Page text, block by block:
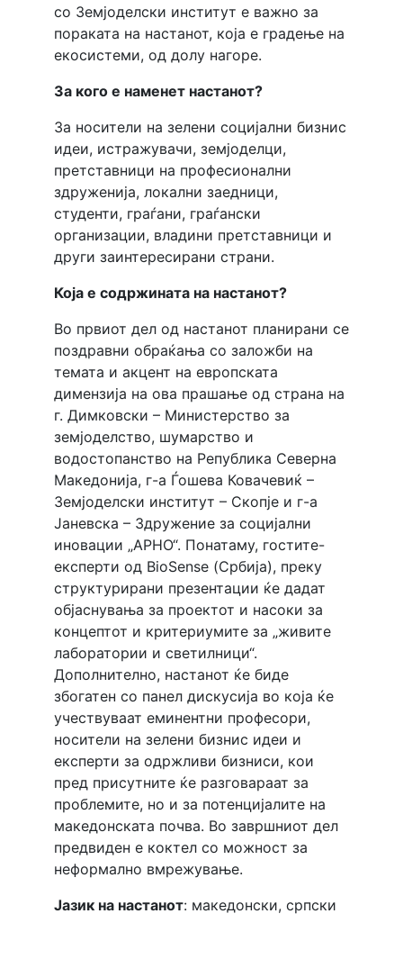
со Земјоделски институт e важно за
пораката на настанот, која е градење на
екосистеми, од долу нагоре.
За кого е наменет настанот?
За носители на зелени социјални бизнис
идеи, истражувачи, земјоделци,
претставници на професионални
здруженија, локални заедници,
студенти, граѓани, граѓански
организации, владини претставници и
други заинтересирани страни.
Која е содржината на настанот?
Во првиот дел од настанот планирани се
поздравни обраќања со заложби на
темата и акцент на европската
димензија на ова прашање од страна на
г. Димковски – Министерство за
земјоделство, шумарство и
водостопанство на Република Северна
Македонија, г-а Ѓошевa Ковачевиќ –
Земјоделски институт – Скопје и г-а
Јаневска – Здружение за социјални
иновации „АРНО“. Понатаму, гостите-
експерти од BioSense (Србија), преку
структурирани презентации ќе дадат
објаснувања за проектот и насоки за
концептот и критериумите за „живите
лаборатории и светилници“.
Дополнително, настанот ќе биде
збогатен со панел дискусија во која ќе
учествуваат еминентни професори,
носители на зелени бизнис идеи и
експерти за одржливи бизниси, кои
пред присутните ќе разговараат за
проблемите, но и за потенцијалите на
македонската почва. Во завршниот дел
предвиден е коктел со можност за
неформално вмрежување.
Јазик на настанот: македонски, српски